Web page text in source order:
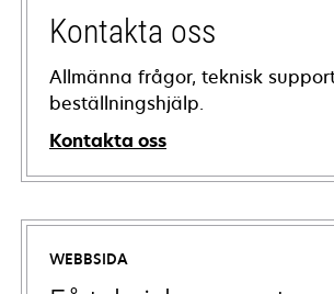
Kontakta oss
Allmänna frågor, teknisk
beställningshjälp.
Kontakta oss
WEBBSIDA